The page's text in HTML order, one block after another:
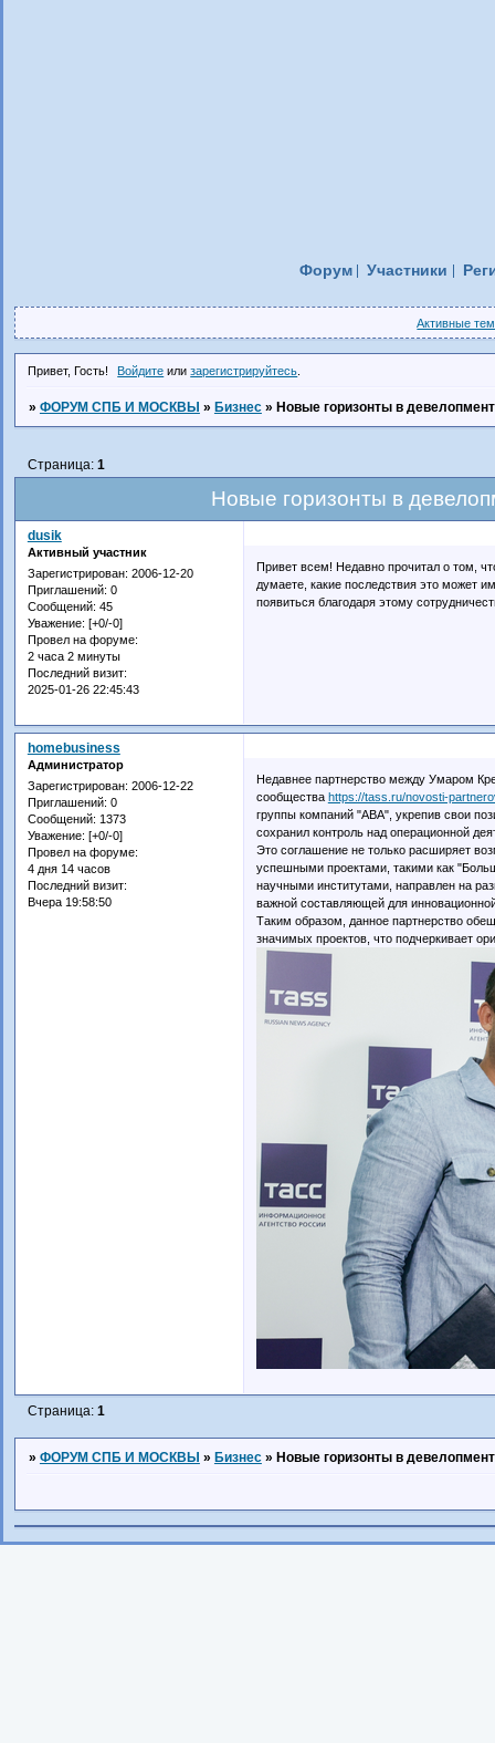
Форум Участники
Активные
Привет, Гость! Войдите илизарегистрируйтесь
» ФОРУМ СПБ И МОСКВЫ » Бизнес » Новые горизонты в
Новые горизонты в
Страница: 1
dusik
Активный участник
Зарегистрирован: 2006-12-20
Приглашений: 0
Сообщений: 45
Уважение: [+0/-0]
Провел на форуме:
2 часа 2 минуты
Последний визит:
2025-01-26 22:45:43
Привет всем! Недавно прочитал о том,
думаете, какие последствия это может
появиться благодаря этому
homebusiness
Администратор
Зарегистрирован: 2006-12-22
Приглашений: 0
Сообщений: 1373
Уважение: [+0/-0]
Провел на форуме:
4 дня 14 часов
Последний визит:
Вчера 19:58:50
Недавнее партнерство между Умаром
сообщества https://tass.ru/novosti-
группы компаний "АВА", укрепив свои
сохранил контроль над операционной
Это соглашение не только расширяет
успешными проектами, такими как
научными институтами, направлен на
важной составляющей для
Таким образом, данное партнерство
значимых проектов, что подчеркивает
Страница: 1
» ФОРУМ СПБ И МОСКВЫ » Бизнес » Новые горизонты в